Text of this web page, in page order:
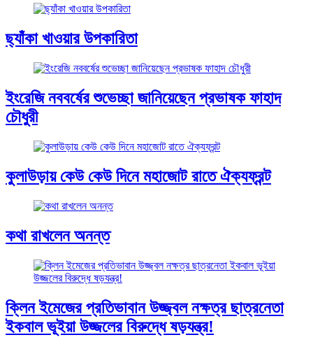
ছ্যাঁকা খাওয়ার উপকারিতা
ইংরেজি নববর্ষের শুভেচ্ছা জানিয়েছেন প্রভাষক ফাহাদ
চৌধুরী
কুলাউড়ায় কেউ কেউ দিনে মহাজোট রাতে ঐক্যফ্রন্ট
কথা রাখলেন অনন্ত
ক্লিন ইমেজের প্রতিভাবান উজ্জ্বল নক্ষত্র ছাত্রনেতা
ইকবাল ভূইয়া উজ্জলের বিরুদ্ধে ষড়যন্ত্র!